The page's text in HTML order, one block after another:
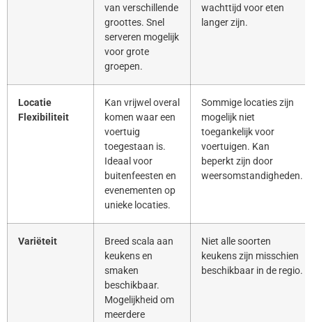
van verschillende
groottes. Snel
serveren mogelijk
voor grote
groepen.
wachttijd voor eten
langer zijn.
Locatie
Flexibiliteit
Kan vrijwel overal
komen waar een
voertuig
toegestaan is.
Ideaal voor
buitenfeesten en
evenementen op
unieke locaties.
Sommige locaties zijn
mogelijk niet
toegankelijk voor
voertuigen. Kan
beperkt zijn door
weersomstandigheden.
Variëteit
Breed scala aan
keukens en
smaken
beschikbaar.
Mogelijkheid om
meerdere
Niet alle soorten
keukens zijn misschien
beschikbaar in de regio.